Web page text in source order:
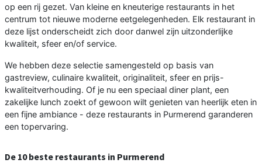
op een rij gezet. Van kleine en kneuterige restaurants in het
centrum tot nieuwe moderne eetgelegenheden. Elk restaurant in
deze lijst onderscheidt zich door danwel zijn uitzonderlijke
kwaliteit, sfeer en/of service.
We hebben deze selectie samengesteld op basis van
gastreview, culinaire kwaliteit, originaliteit, sfeer en prijs-
kwaliteitverhouding. Of je nu een speciaal diner plant, een
zakelijke lunch zoekt of gewoon wilt genieten van heerlijk eten in
een fijne ambiance - deze restaurants in Purmerend garanderen
een topervaring.
De 10 beste restaurants in Purmerend